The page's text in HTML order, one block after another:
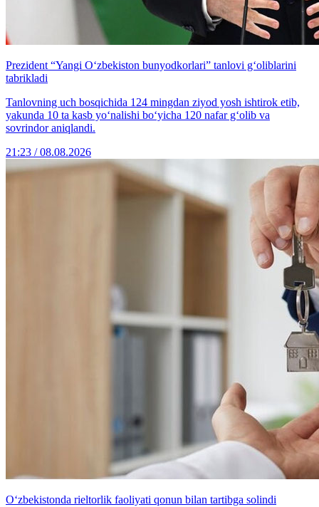
Prezident “Yangi O‘zbekiston bunyodkorlari” tanlovi g‘oliblarini
tabrikladi
Tanlovning uch bosqichida 124 mingdan ziyod yosh ishtirok etib,
yakunda 10 ta kasb yo‘nalishi bo‘yicha 120 nafar g‘olib va
sovrindor aniqlandi.
21:23 / 08.08.2026
O‘zbekistonda rieltorlik faoliyati qonun bilan tartibga solindi